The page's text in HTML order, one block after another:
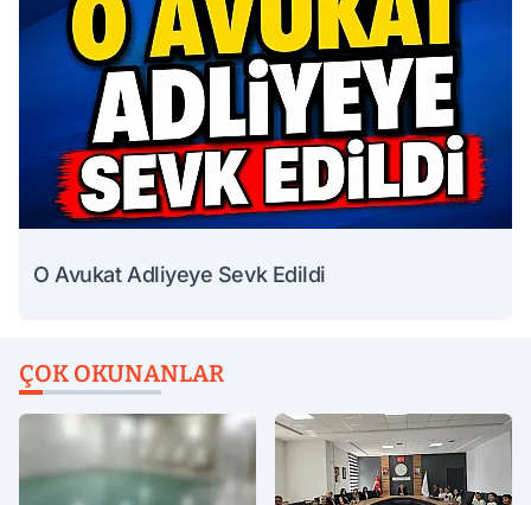
O Avukat Adliyeye Sevk Edildi
ÇOK OKUNANLAR